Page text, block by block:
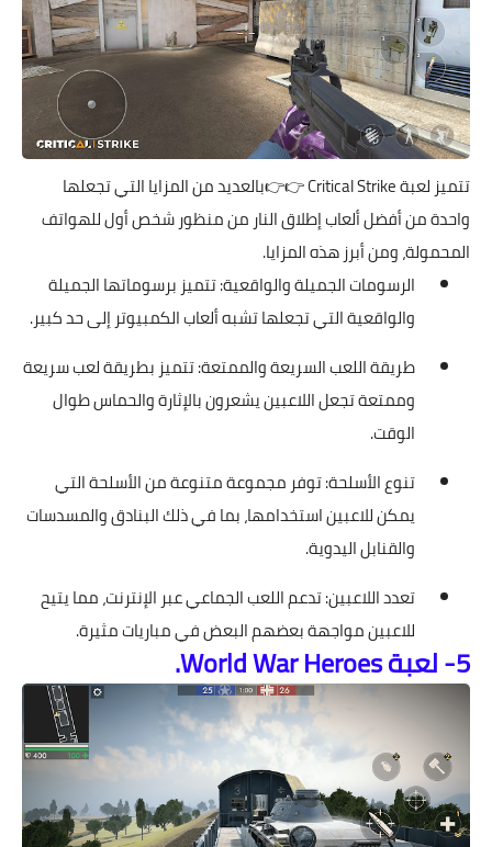
تتميز لعبةCritical Strike👉👉بالعديد من المزايا التي تجعلها
واحدة من أفضل ألعاب إطلاق النار من منظور شخص أول للهواتف
المحمولة، ومن أبرز هذه المزايا.
الرسومات الجميلة والواقعية: تتميز برسوماتها الجميلة
والواقعية التي تجعلها تشبه ألعاب الكمبيوتر إلى حد كبير.
طريقة اللعب السريعة والممتعة: تتميز بطريقة لعب سريعة
وممتعة تجعل اللاعبين يشعرون بالإثارة والحماس طوال
الوقت.
تنوع الأسلحة: توفر مجموعة متنوعة من الأسلحة التي
يمكن للاعبين استخدامها، بما في ذلك البنادق والمسدسات
والقنابل اليدوية.
تعدد اللاعبين: تدعم اللعب الجماعي عبر الإنترنت، مما يتيح
للاعبين مواجهة بعضهم البعض في مباريات مثيرة.
5- لعبة World War Heroes.